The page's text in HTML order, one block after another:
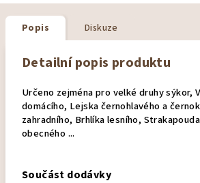
Popis Diskuze
Detailní popis produktu
Určeno zejména pro velké druhy sýkor,
domácího, Lejska černohlavého a
zahradního, Brhlíka lesního,
obecného ...
Součást dodávky